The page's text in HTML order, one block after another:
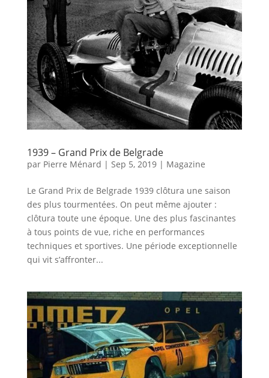
1939 – Grand Prix de Belgrade
par Pierre Ménard | Sep 5, 2019| Magazine
Le Grand Prix de Belgrade 1939 clôtura une saison
des plus tourmentées. On peut même ajouter :
clôtura toute une époque. Une des plus fascinantes
à tous points de vue, riche en performances
techniques et sportives. Une période exceptionnelle
qui vit s’affronter...